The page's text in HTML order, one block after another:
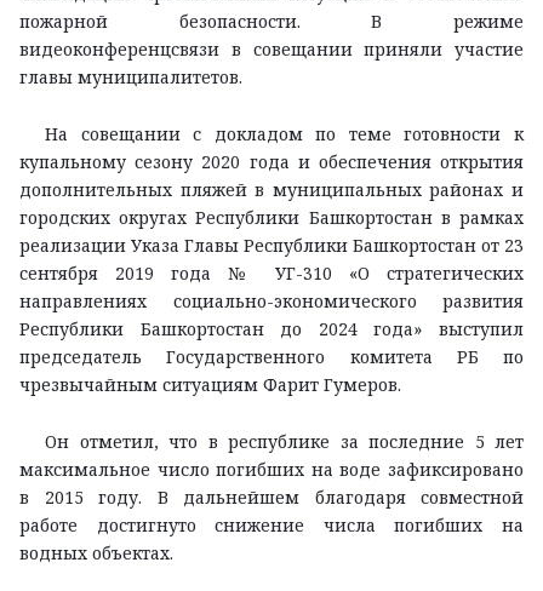
пожарной безопасности. В режиме
видеоконференцсвязи в совещании приняли участие
главы муниципалитетов.
На совещании с докладом по теме готовности к
купальному сезону 2020 года и обеспечения открытия
дополнительных пляжей в муниципальных районах и
городских округах Республики Башкортостан в рамках
реализации Указа Главы Республики Башкортостан от 23
сентября 2019 года № УГ-310 «О стратегических
направлениях социально-экономического развития
Республики Башкортостан до 2024 года» выступил
председатель Государственного комитета РБ по
чрезвычайным ситуациям Фарит Гумеров.
Он отметил, что в республике за последние 5 лет
максимальное число погибших на воде зафиксировано
в 2015 году. В дальнейшем благодаря совместной
работе достигнуто снижение числа погибших на
водных объектах.